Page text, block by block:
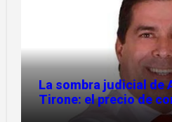
La sombra judicial de
Tirone: el precio de
comunicación en arma